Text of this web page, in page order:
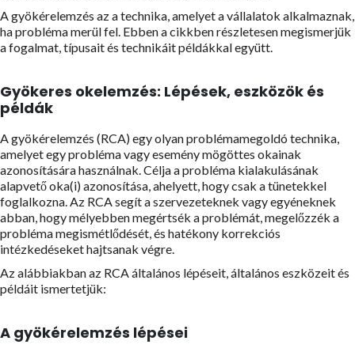
A gyökérelemzés az a technika, amelyet a vállalatok alkalmaznak,
ha probléma merül fel. Ebben a cikkben részletesen megismerjük
a fogalmat, típusait és technikáit példákkal együtt.
Gyökeres okelemzés: Lépések, eszközök és
példák
A gyökérelemzés (RCA) egy olyan problémamegoldó technika,
amelyet egy probléma vagy esemény mögöttes okainak
azonosítására használnak. Célja a probléma kialakulásának
alapvető oka(i) azonosítása, ahelyett, hogy csak a tünetekkel
foglalkozna. Az RCA segít a szervezeteknek vagy egyéneknek
abban, hogy mélyebben megértsék a problémát, megelőzzék a
probléma megismétlődését, és hatékony korrekciós
intézkedéseket hajtsanak végre.
Az alábbiakban az RCA általános lépéseit, általános eszközeit és
példáit ismertetjük:
A gyökérelemzés lépései